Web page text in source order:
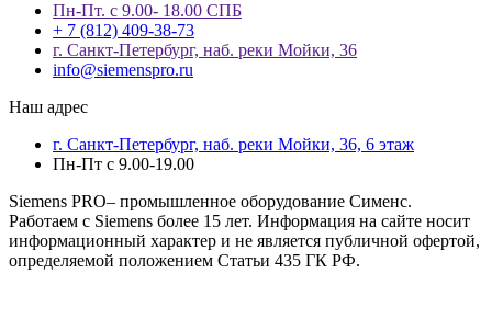
Пн-Пт. с 9.00- 18.00 СПБ
+ 7 (812) 409-38-73
г. Санкт-Петербург, наб. реки Мойки, 36
info@siemenspro.ru
Наш адрес
г. Санкт-Петербург, наб. реки Мойки, 36, 6 этаж
Пн-Пт с 9.00-19.00
Siemens PRO– промышленное оборудование Сименс.
Работаем с Siemens более 15 лет. Информация на сайте носит
информационный характер и не является публичной офертой,
определяемой положением Статьи 435 ГК РФ.